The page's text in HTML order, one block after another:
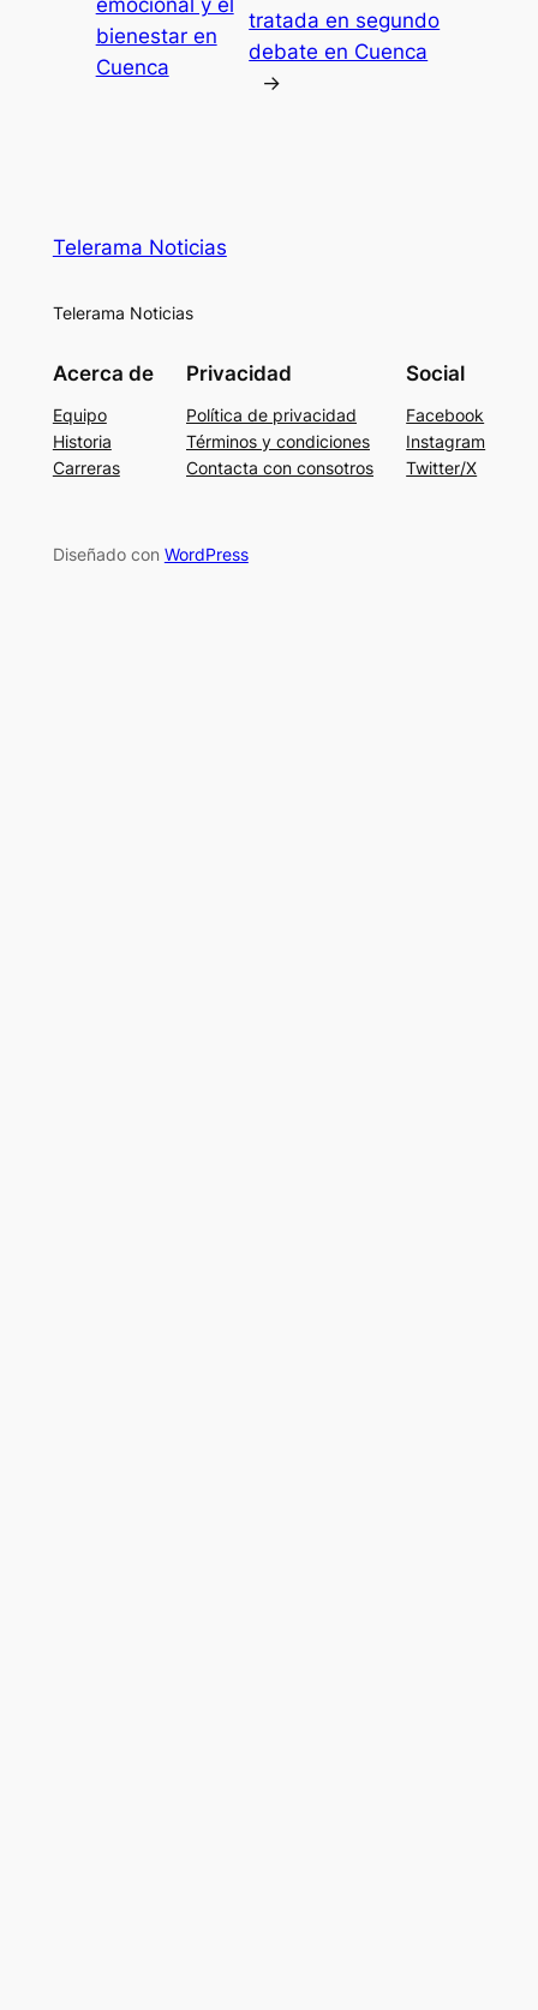
emocional y el
bienestar en
Cuenca
tratada en segundo
debate en Cuenca
→
Telerama Noticias
Telerama Noticias
Acerca de
Equipo
Historia
Carreras
Privacidad
Política de privacidad
Términos y condiciones
Contacta con consotros
Social
Facebook
Instagram
Twitter/X
Diseñado con WordPress